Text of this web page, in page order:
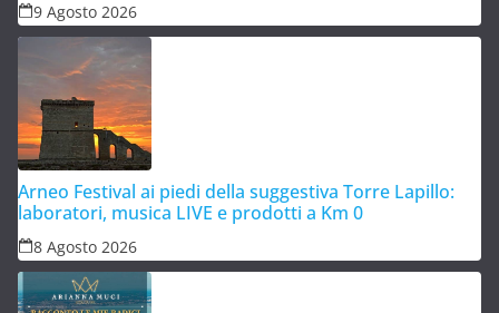
9 Agosto 2026
Arneo Festival ai piedi della suggestiva Torre Lapillo:
laboratori, musica LIVE e prodotti a Km 0
8 Agosto 2026